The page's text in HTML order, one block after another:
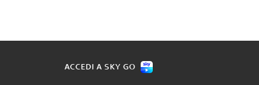
ACCEDI A SKY GO